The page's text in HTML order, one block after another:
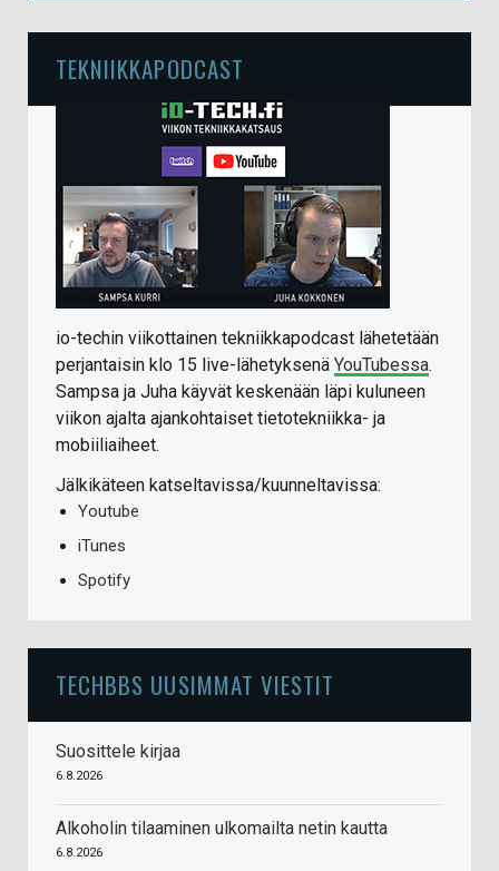
TEKNIIKKAPODCAST
io-techin viikottainen tekniikkapodcast lähetetään
perjantaisin klo 15 live-lähetyksenä YouTubessa.
Sampsa ja Juha käyvät keskenään läpi kuluneen
viikon ajalta ajankohtaiset tietotekniikka- ja
mobiiliaiheet.
Jälkikäteen katseltavissa/kuunneltavissa:
Youtube
iTunes
Spotify
TECHBBS UUSIMMAT VIESTIT
Suosittele kirjaa
6.8.2026
Alkoholin tilaaminen ulkomailta netin kautta
6.8.2026